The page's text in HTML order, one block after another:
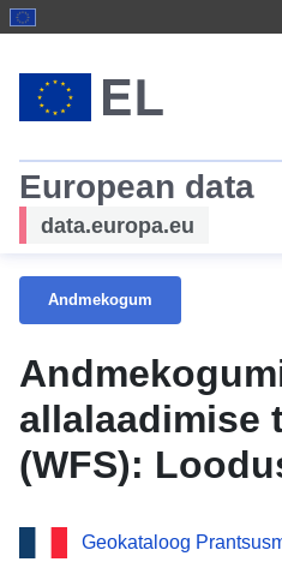
European data
data.europa.eu
Andmekogum
allalaadimise
(WFS):
looduslikud
ökoloogiline
Geokataloog